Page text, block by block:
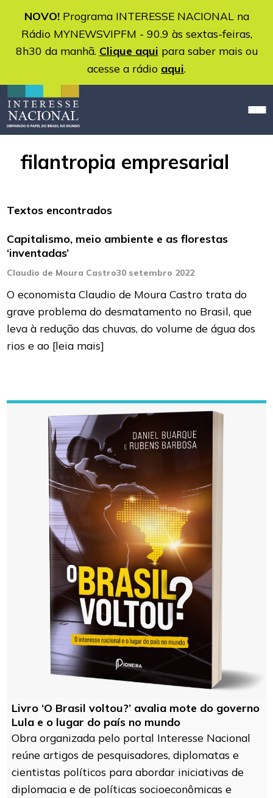
NOVO!Programa INTERESSE NACIONAL na
Rádio MYNEWSVIPFM - 90.9 às sextas-feiras,
8h30 da manhã. Clique aqui para saber mais ou
acesse a rádio aqui.
filantropia empresarial
Textos encontrados
Capitalismo, meio ambiente e as florestas
‘inventadas’
Claudio de Moura Castro30 setembro 2022
O economista Claudio de Moura Castro trata do
grave problema do desmatamento no Brasil, que
leva à redução das chuvas, do volume de água dos
rios e ao [leia mais]
Livro ‘O Brasil voltou?’ avalia mote do governo
Lula e o lugar do país no mundo
Obra organizada pelo portal Interesse Nacional
reúne artigos de pesquisadores, diplomatas e
cientistas políticos para abordar iniciativas de
diplomacia e de políticas socioeconômicas e